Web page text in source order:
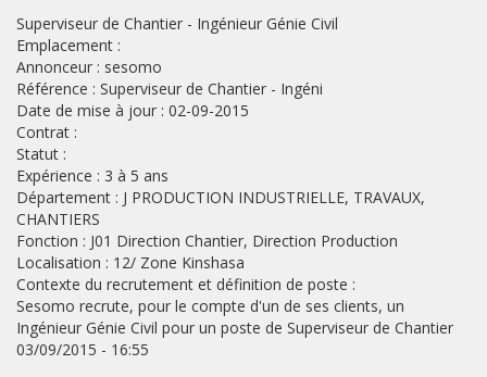
Superviseur de Chantier - Ingénieur Génie Civil
Emplacement :
Annonceur : sesomo
Référence : Superviseur de Chantier - Ingéni
Date de mise à jour : 02-09-2015
Contrat :
Statut :
Expérience : 3 à 5 ans
Département : J PRODUCTION INDUSTRIELLE, TRAVAUX,
CHANTIERS
Fonction : J01 Direction Chantier, Direction Production
Localisation : 12/ Zone Kinshasa
Contexte du recrutement et définition de poste :
Sesomo recrute, pour le compte d'un de ses clients, un
Ingénieur Génie Civil pour un poste de Superviseur de Chantier
03/09/2015 - 16:55